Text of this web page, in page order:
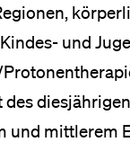
und
und mittlerem